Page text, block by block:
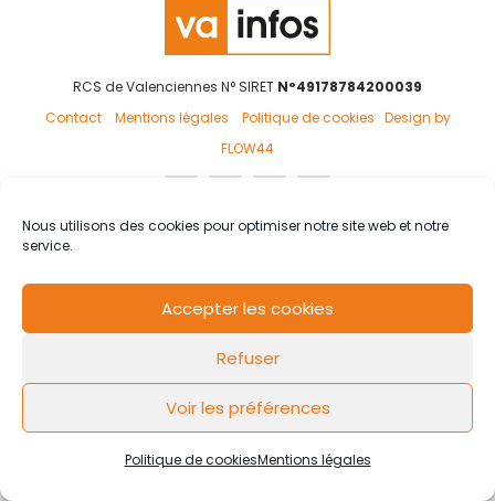
Nous utilisons des cookies pour optimiser notre site web et notre
service.
Accepter les cookies
Refuser
Voir les préférences
Politique de cookiesMentions légales
RCS de Valenciennes N° SIRET N°49178784200039
Contact
Mentions légales Politique de cookies Design by
FLOW44